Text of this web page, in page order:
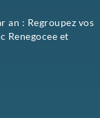
an : Regroupez vos
Renegocee et